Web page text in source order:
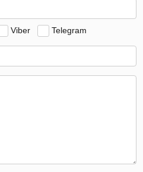
Viber Telegram